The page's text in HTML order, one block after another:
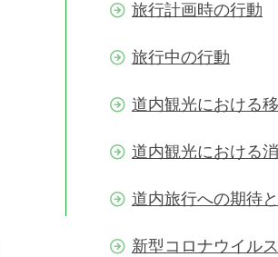
旅行計画時の行動
旅行中の行動
道内観光における
道内観光における
道内旅行への期待
新型コロナウイル